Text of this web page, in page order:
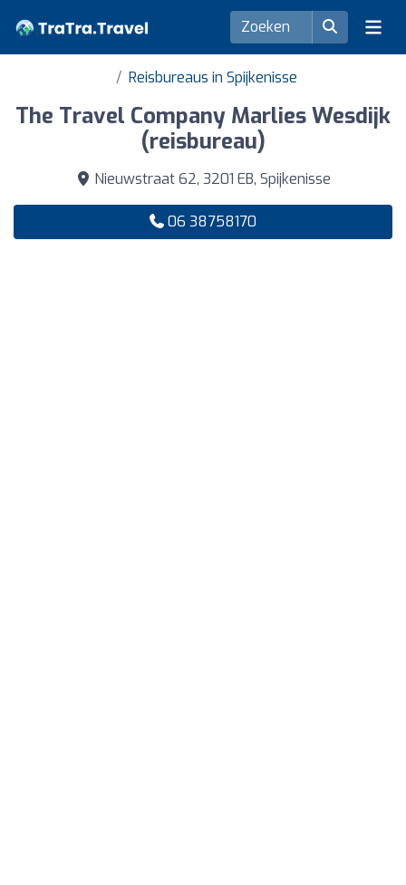
Reisbureaus in Spijkenisse
The Travel Company Marlies Wesdijk
(reisbureau)
Nieuwstraat 62, 3201 EB, Spijkenisse
06 38758170